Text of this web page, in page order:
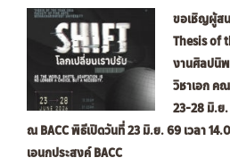
ขอเชิญผู้สน
Thesis of
งานศิลปนิ
วิชาเอก ค
23-28 มิ.ย
ณ BACC พิธีเปิดวันที่ 23 มิ.ย. 69 เวลา
เอนกประสงค์ BACC